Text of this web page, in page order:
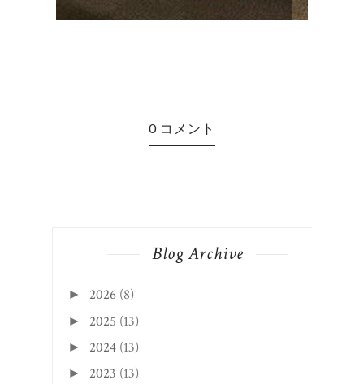
0 コメント
Blog Archive
► 2026 (8)
► 2025 (13)
► 2024 (13)
► 2023 (13)